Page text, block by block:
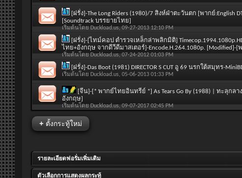
[ฝรั่ง]-The Long Riders (1980)/7 สิงห์ฝ่าตะวันตก [พากย์:English
[Soundtrack บรรยายไทย]
เริ่มต้นโดย Duckload.us, 09-27-2013 12:10 PM
[ฝรั่ง]-[ไทม์คอป ตำรวจเหล็กล่าพลิกมิติ]
ไทย+อังกฤษ จากดีวีดีมาสเตอร์]-Encode.H.264.1080p. [Modified]-[
เริ่มต้นโดย Duckload.us, 07-24-2012 01:03 PM
[ฝรั่ง]-Das Boot (1981) DIRECTOR S CUT อู 69 นรกใต้สมุทร-
เริ่มต้นโดย Duckload.us, 05-06-2013 01:33 PM
[จีน]-[* พากย์ไทยอินทรีย์ *] As Tears Go By (1988) | ทะลุกลา
อังกฤษ]
เริ่มต้นโดย Duckload.us, 09-07-2017 02:45 PM
+ ตั้งกระทู้ใหม่
รายละเอียดฟอรั่มเพิ่มเติม
ตัวเลือกการแสดงผลกระทู้